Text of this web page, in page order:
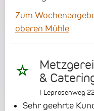
Zum
oberen Mühle
&
[ Leprosenweg 22
Sehr geehrte